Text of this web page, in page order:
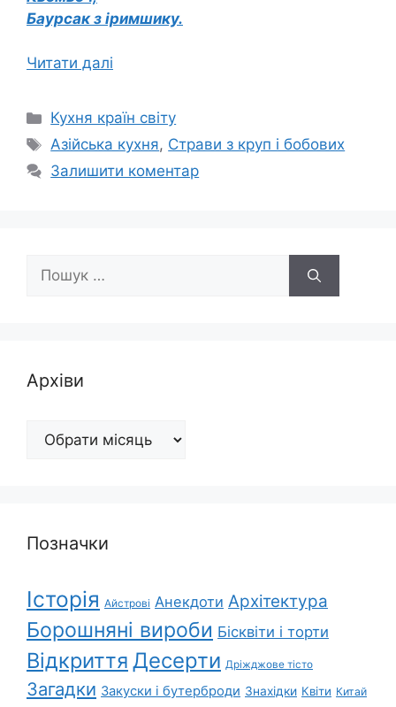
Баурсак з іримшику.
Читати далі
Категорії
Кухня країн світу
Позначки
Азійська кухня, Страви з круп і бобових
Залишити коментар
Пошук:
Архіви
Архіви
Позначки
Історія Айстрові Анекдоти Архітектура
Борошняні вироби Бісквіти і торти
Відкриття Десерти Дріжджове тісто
Загадки Закуски і бутерброди Знахідки Квіти Китай